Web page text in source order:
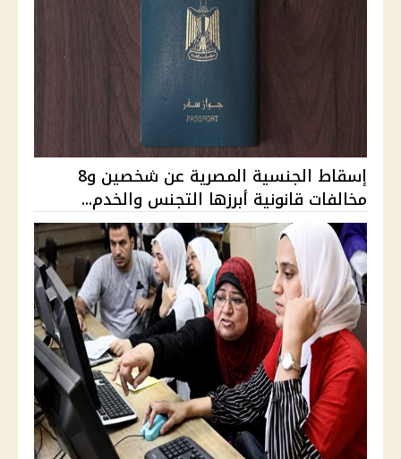
إسقاط الجنسية المصرية عن شخصين و8
مخالفات قانونية أبرزها التجنس والخدم...